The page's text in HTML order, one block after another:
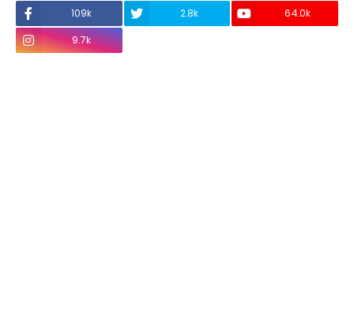
109k 2.8k
64.0k
9.7k